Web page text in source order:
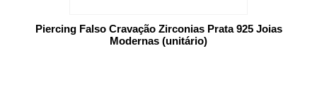
Piercing Falso Cravação Zirconias Prata 925 Joias
Modernas (unitário)